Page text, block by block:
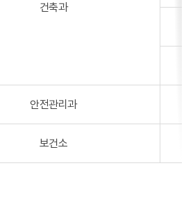
건축과
안전관리과
보건소